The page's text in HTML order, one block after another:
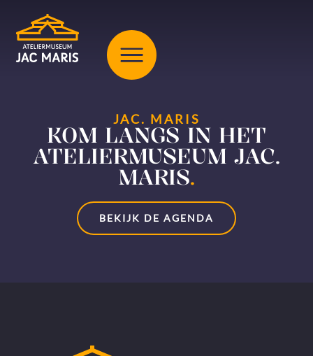
JAC. MARIS
KOM LANGS IN HET
ATELIERMUSEUM JAC.
MARIS.
BEKIJK DE AGENDA